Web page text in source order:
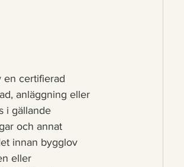
en certifierad
anläggning eller
i gällande
och annat
innan bygglov
eller